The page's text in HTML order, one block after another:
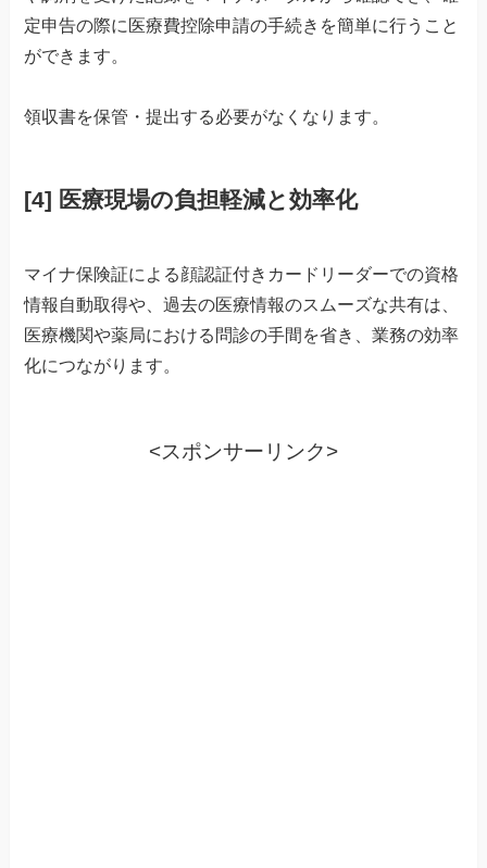
定申告の際に医療費控除申請の手続きを簡単に行うこと
ができます。
領収書を保管・提出する必要がなくなります。
[4] 医療現場の負担軽減と効率化
マイナ保険証による顔認証付きカードリーダーでの資格
情報自動取得や、過去の医療情報のスムーズな共有は、
医療機関や薬局における問診の手間を省き、業務の効率
化につながります。
<スポンサーリンク>